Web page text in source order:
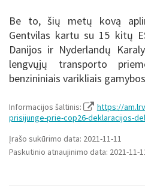
Be to, šių metų kovą
Gentvilas kartu su 15 kitų
Danijos ir Nyderlandų
lengvųjų transporto
benzininiais varikliais
Informacijos šaltinis:
https://
prisijunge-prie-cop26-deklaracijos-
Įrašo sukūrimo data: 2021-11-11
Paskutinio atnaujinimo data: 2021-11-